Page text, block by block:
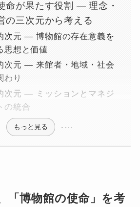
命が果たす役割 ― 理念・
の三次元から考える
次元 ― 博物館の存在意義を
思想と価値
次元 ― 来館者・地域・社会
わり
次元 ― ミッションとマネジ
の統合
もっと見る
「博物館の使命」を考